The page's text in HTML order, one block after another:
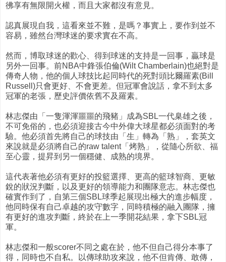
彿享有無限開火權，而且大家都沒有意見。
認真展現自我，這看來並不難，是嗎？事實上，要作到並不
容易，雖然台灣球迷的要求實在不高。
然而，博取球迷的歡心、得到球迷的支持是一回事，贏球是
另外一回事。前NBA中鋒張伯倫(Wilt Chamberlain)也絕對是
傳奇人物，他的個人球技比起同時代的死對頭比爾羅素(Bill
Russell)只會更好、不會更差。但冠軍會說話，拿不到太多
冠軍的老張，歷史評價依舊不及羅素。
林志傑由「一隻渾渾噩噩的飛豬」成為SBL一代臬雄之後，
不可免俗的，也必須迎接古今中外偉大球星都必須面對的考
驗。他必須首先將自己的球技由「生」轉為「熟」，套英文
來說就是必須將自己的raw talent「烤熟」，從隨心所欲、福
至心靈，提昇到另一個穩健、成熟的境界。
這代表著他必須有更好的投籃選擇、更高的籃球智商、更敏
銳的狀況判斷，以及更好的領導能力和團隊意志。林志傑也
確實作到了，自第三個SBL球季起展現出極大的進步幅度，
他同時保有自己卓越的攻守數字，同時積極的融入團隊，擁
有更好的進攻判斷，終於在上一季開花結果，拿下SBL冠
軍。
林志傑和一般scorer不同之處在於，他不但自己得分本事了
得，同時也不自私。以傳球助攻來說，他不但肯傳、敢傳，